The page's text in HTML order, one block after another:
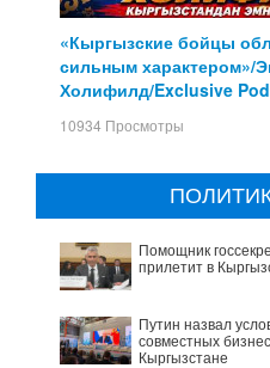
«Кыргызские бойцы
сильным характером»/
Холифилд/Exclusive
10934 Просмотры
Помощник
прилетит в
Путин назвал
совместных
Кыргызстане